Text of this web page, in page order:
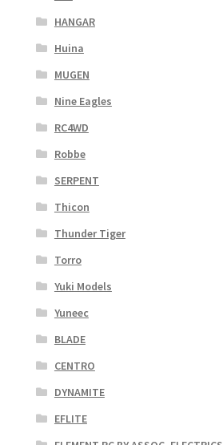
HANGAR
Huina
MUGEN
Nine Eagles
RC4WD
Robbe
SERPENT
Thicon
Thunder Tiger
Torro
Yuki Models
Yuneec
BLADE
CENTRO
DYNAMITE
EFLITE